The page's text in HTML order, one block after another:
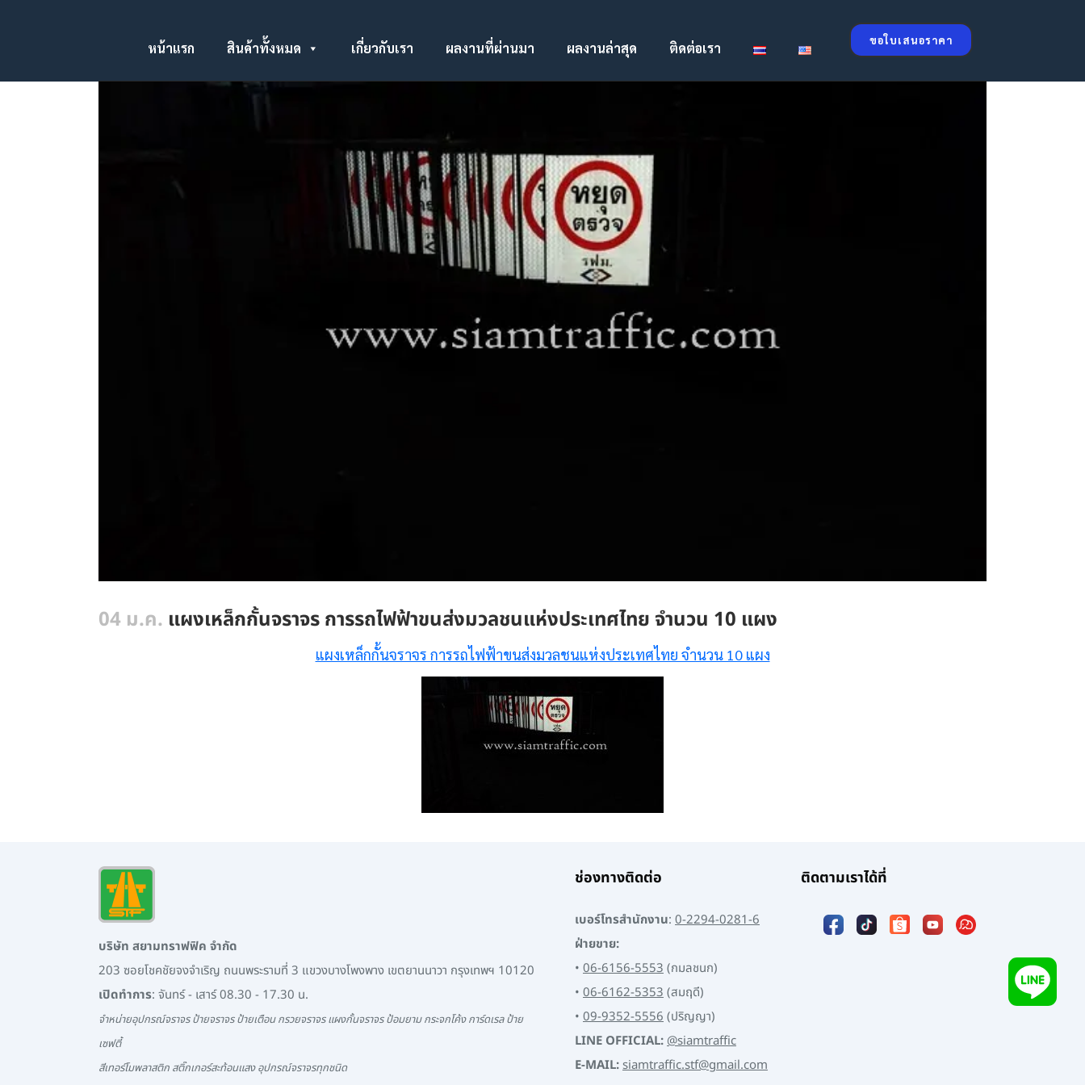
ขอใบเสนอราคา
หน้าแรก สินค้าทั้งหมด เกี่ยวกับเรา ผลงานที่ผ่านมา ผลงานล่าสุด ติดต่อเรา
04 ม.ค. แผงเหล็กกั้นจราจร การรถไฟฟ้าขนส่งมวลชนแห่งประเทศไทย จำนวน 10 แผง
แผงเหล็กกั้นจราจร การรถไฟฟ้าขนส่งมวลชนแห่งประเทศไทย จำนวน 10 แผง
บริษัท สยามทราฟฟิค จำกัด
203 ซอยโชคชัยจงจำเริญ ถนนพระรามที่ 3 แขวงบางโพงพาง เขตยานนาวา กรุงเทพฯ 10120
เปิดทำการ: จันทร์ - เสาร์ 08.30 - 17.30 น.
จำหน่ายอุปกรณ์จราจร ป้ายจราจร ป้ายเตือน กรวยจราจร แผงกั้นจราจร ป้อมยาม กระจกโค้ง การ์ดเรล ป้าย
เซฟตี้
สีเทอร์โมพลาสติก สติ๊กเกอร์สะท้อนแสง อุปกรณ์จราจรทุกชนิด
ช่องทางติดต่อ
เบอร์โทรสำนักงาน: 0-2294-0281-6
ฝ่ายขาย:
• 06-6156-5553(กมลชนก)
• 06-6162-5353(สมฤดี)
• 09-9352-5556(ปริญญา)
LINE OFFICIAL:@siamtraffic
E-MAIL:siamtraffic.stf@gmail.com
ติดตามเราได้ที่